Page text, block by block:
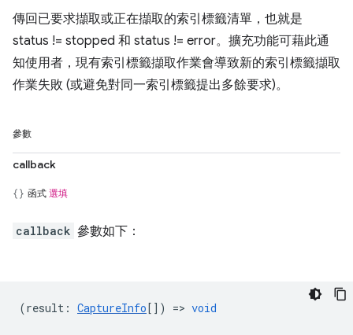
傳回已要求擷取或正在擷取的索引標籤清單，也就是
status != stopped 和 status != error。擴充功能可藉此通
知使用者，現有索引標籤擷取作業會導致新的索引標籤擷取
作業失敗 (或避免對同一索引標籤提出多餘要求)。
參數
callback
函式 選填
callback 參數如下：
(result : CaptureInfo[]) => void